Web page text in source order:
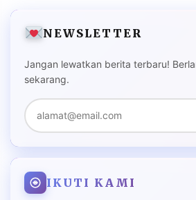
NEWSLETTER
Jangan lewatkan berita terbaru!
sekarang.
IKUTI KAMI